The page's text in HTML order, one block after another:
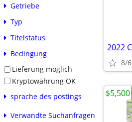
Getriebe
Typ
Titelstatus
Bedingung
Lieferung möglich
Kryptowährung OK
sprache des postings
Verwandte Suchanfragen
8/6
$5,500